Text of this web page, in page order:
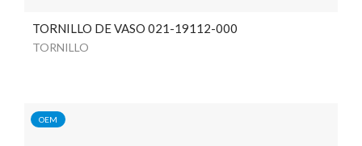
TORNILLO DE VASO 021-19112-000
TORNILLO
OEM